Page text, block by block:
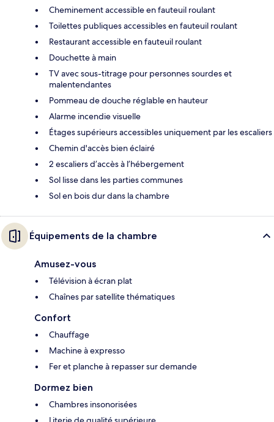
Cheminement accessible en fauteuil roulant
Toilettes publiques accessibles en fauteuil roulant
Restaurant accessible en fauteuil roulant
Douchette à main
TV avec sous-titrage pour personnes sourdes et
malentendantes
Pommeau de douche réglable en hauteur
Alarme incendie visuelle
Étages supérieurs accessibles uniquement par les escaliers
Chemin d'accès bien éclairé
2 escaliers d’accès à l’hébergement
Sol lisse dans les parties communes
Sol en bois dur dans la chambre
Équipements de la chambre
Amusez-vous
Télévision à écran plat
Chaînes par satellite thématiques
Confort
Chauffage
Machine à expresso
Fer et planche à repasser sur demande
Dormez bien
Chambres insonorisées